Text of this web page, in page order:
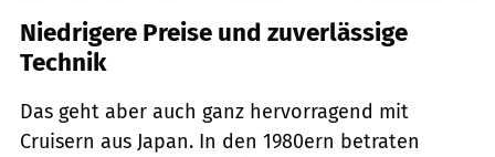
Niedrigere Preise und zuverlässige
Technik
Das geht aber auch ganz hervorragend mit
Cruisern aus Japan. In den 1980ern betraten